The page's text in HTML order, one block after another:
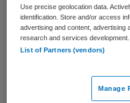
Staatkundig
Uitdaging
Met Dijkgraaf
“een voorzitter met
Use precise geolocation data.
identification. Store and/or access
advertising and content, advertising
research and services development.
List of Partners (vendors)
Manage